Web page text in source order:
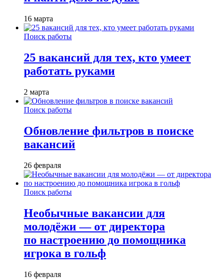
16 марта
Поиск работы
25 вакансий для тех, кто умеет
работать руками
2 марта
Поиск работы
Обновление фильтров в поиске
вакансий
26 февраля
Поиск работы
Необычные вакансии для
молодёжи — от директора
по настроению до помощника
игрока в гольф
16 февраля